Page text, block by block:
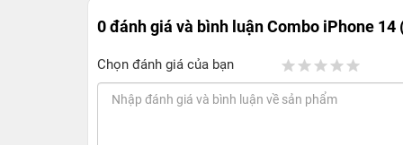
0 đánh giá và bình luậnCombo iPhone 14
Chọn đánh giá của bạn